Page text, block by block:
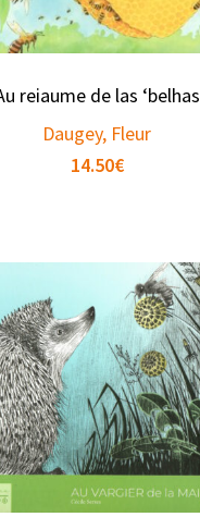
reiaume de las ‘belhas
Daugey, Fleur
14.50€